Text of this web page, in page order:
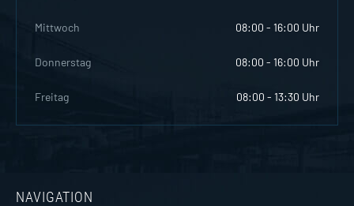
Mittwoch 08:00 - 16:00 Uhr
Donnerstag 08:00 - 16:00 Uhr
Freitag 08:00 - 13:30 Uhr
NAVIGATION